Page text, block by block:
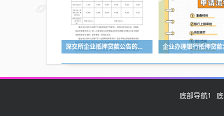
深交所企业抵押贷款公告的重要性与影响 企业办理银行抵押贷
底部导航1